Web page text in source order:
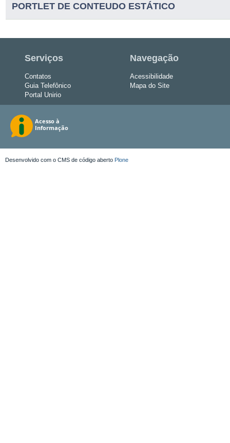
PORTLET DE CONTEUDO ESTÁTICO
Serviços
Contatos
Guia Telefônico
Portal Unirio
Navegação
Acessibilidade
Mapa do Site
Desenvolvido com o CMS de código aberto Plone